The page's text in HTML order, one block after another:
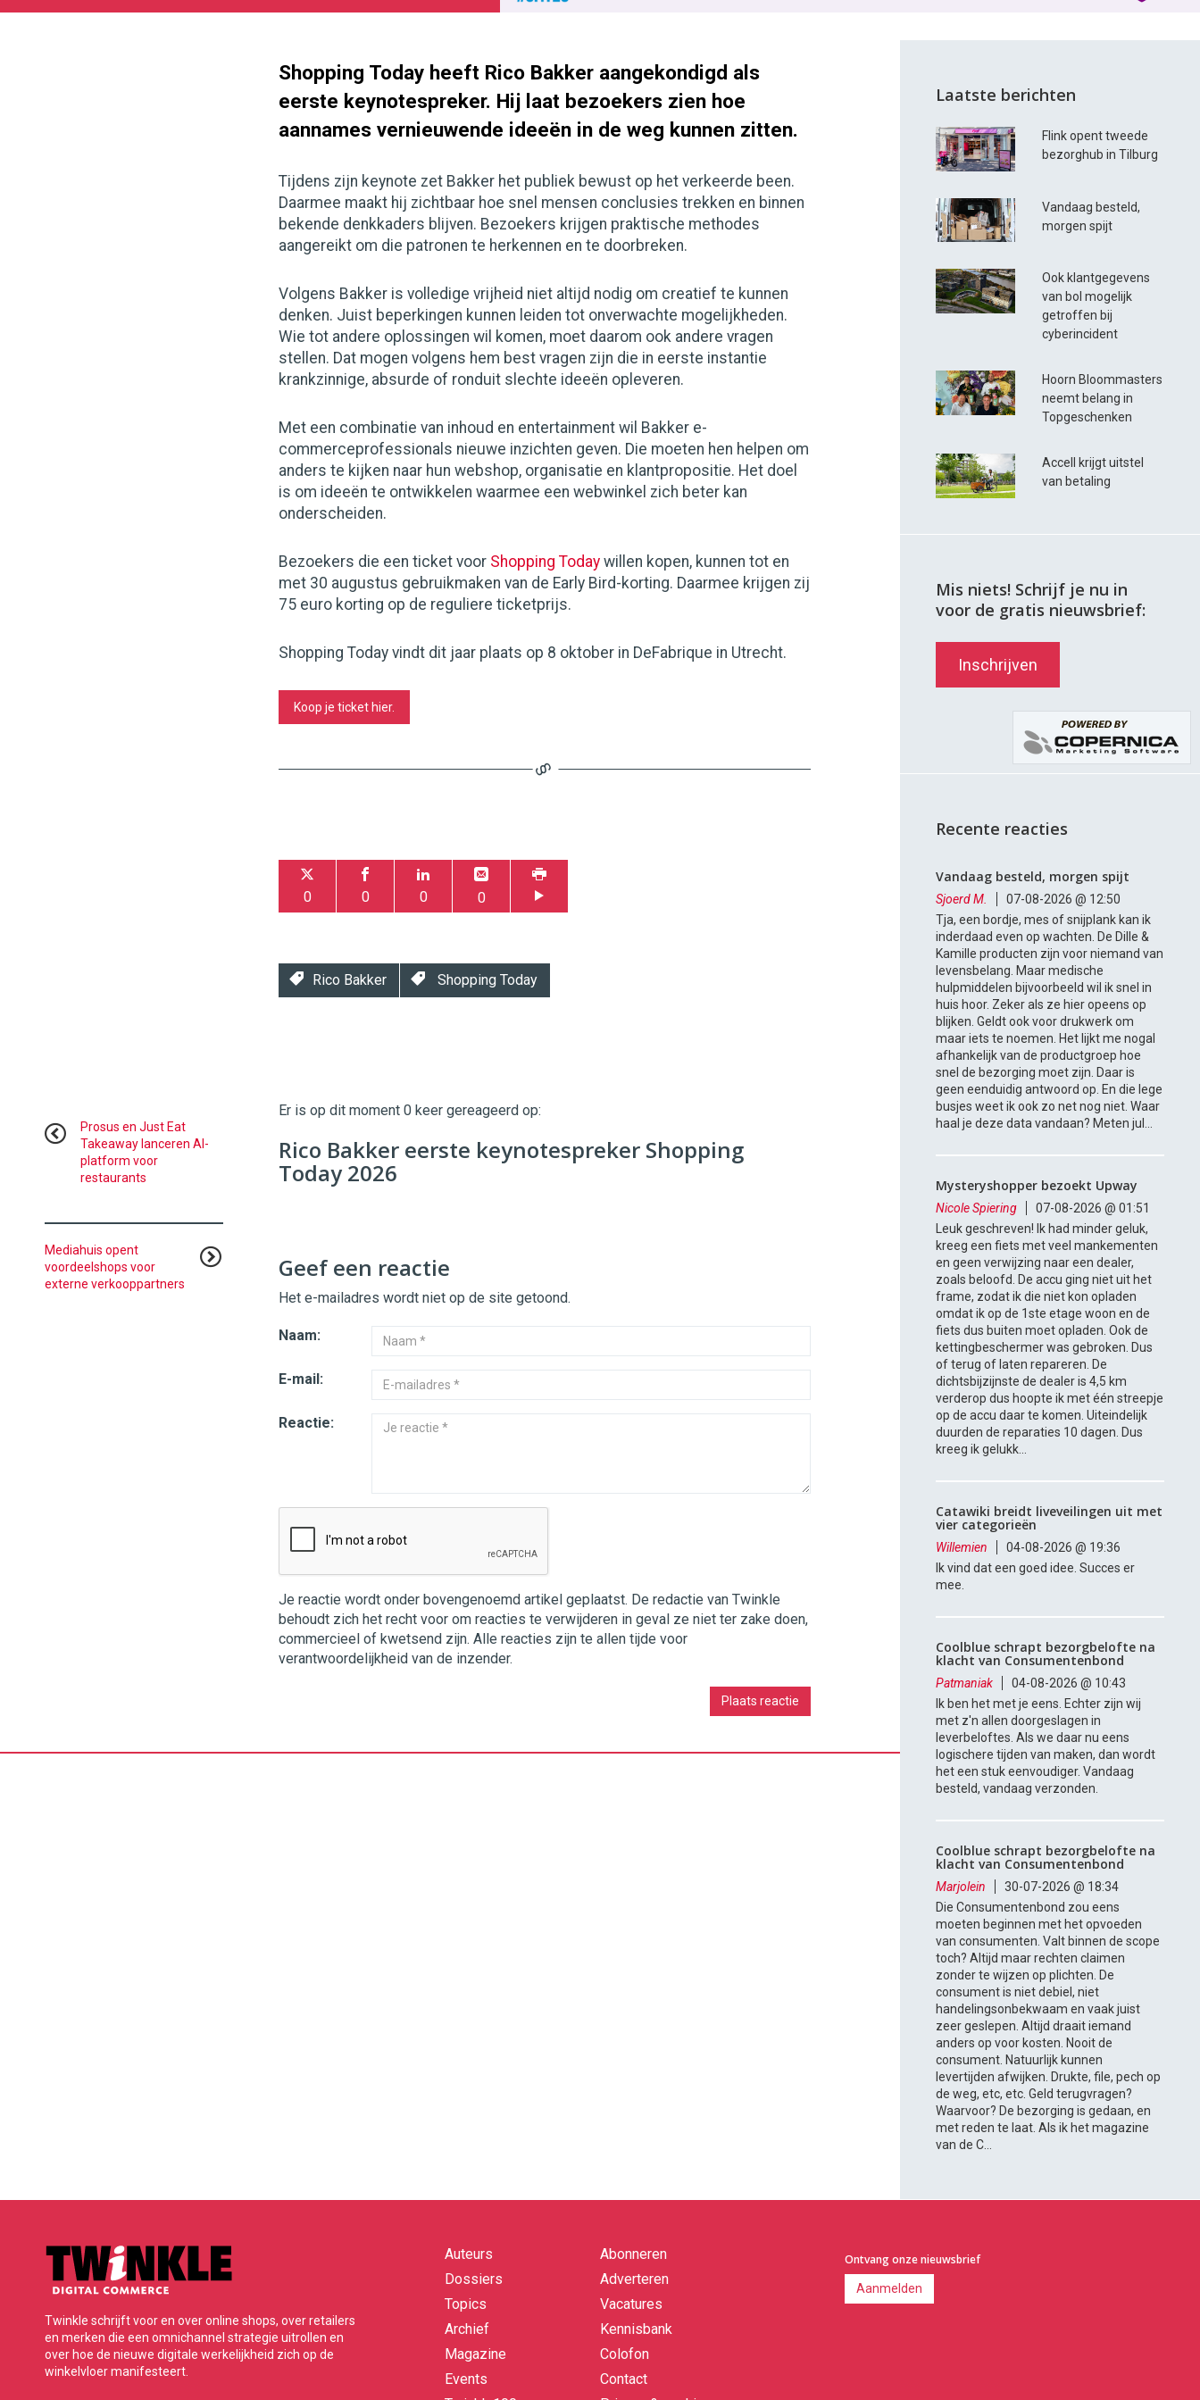
06-
Shopping Today heeft Rico Bakker aangekondigd als
eerste keynotespreker. Hij laat bezoekers zien hoe
aannames vernieuwende ideeën in de weg kunnen zitten.
Tijdens zijn keynote zet Bakker het publiek bewust op het verkeerde been.
Daarmee maakt hij zichtbaar hoe snel mensen conclusies trekken en binnen
bekende denkkaders blijven. Bezoekers krijgen praktische methodes
aangereikt om die patronen te herkennen en te doorbreken.
Volgens Bakker is volledige vrijheid niet altijd nodig om creatief te kunnen
denken. Juist beperkingen kunnen leiden tot onverwachte mogelijkheden.
Wie tot andere oplossingen wil komen, moet daarom ook andere vragen
stellen. Dat mogen volgens hem best vragen zijn die in eerste instantie
krankzinnige, absurde of ronduit slechte ideeën opleveren.
Met een combinatie van inhoud en entertainment wil Bakker e-
commerceprofessionals nieuwe inzichten geven. Die moeten hen helpen om
anders te kijken naar hun webshop, organisatie en klantpropositie. Het doel
is om ideeën te ontwikkelen waarmee een webwinkel zich beter kan
onderscheiden.
Bezoekers die een ticket voor Shopping Today willen kopen, kunnen tot en
met 30 augustus gebruikmaken van de Early Bird-korting. Daarmee krijgen zij
75 euro korting op de reguliere ticketprijs.
Shopping Today vindt dit jaar plaats op 8 oktober in DeFabrique in Utrecht.
Koop je ticket hier.
0 0 0 0
Rico Bakker Shopping Today
Digital
9654
Er is op dit moment 0 keer gereageerd op:
Rico Bakker eerste keynotespreker Shopping
Today 2026
Geef een reactie
Het e-mailadres wordt niet op de site getoond.
Naam:
E-mail:
Reactie:
Je reactie wordt onder bovengenoemd artikel geplaatst. De redactie van Twinkle
behoudt zich het recht voor om reacties te verwijderen in geval ze niet ter zake doen,
commercieel of kwetsend zijn. Alle reacties zijn te allen tijde voor
verantwoordelijkheid van de inzender.
Prosus en Just Eat
Takeaway lanceren AI-
platform voor
restaurants
Mediahuis opent
voordeelshops voor
externe verkooppartners
Laatste berichten
Flink opent tweede
bezorghub in Tilburg
Vandaag besteld,
morgen spijt
Ook klantgegevens
van bol mogelijk
getroffen bij
cyberincident
Hoorn Bloommasters
neemt belang in
Topgeschenken
Accell krijgt uitstel
van betaling
Mis niets! Schrijf je nu in
voor de gratis nieuwsbrief:
Inschrijven
Recente reacties
Vandaag besteld, morgen spijt
Sjoerd M.
07-08-2026 @ 12:50
Tja, een bordje, mes of snijplank kan ik
inderdaad even op wachten. De Dille &
Kamille producten zijn voor niemand van
levensbelang. Maar medische
hulpmiddelen bijvoorbeeld wil ik snel in
huis hoor. Zeker als ze hier opeens op
blijken. Geldt ook voor drukwerk om
maar iets te noemen. Het lijkt me nogal
afhankelijk van de productgroep hoe
snel de bezorging moet zijn. Daar is
geen eenduidig antwoord op. En die lege
busjes weet ik ook zo net nog niet. Waar
haal je deze data vandaan? Meten jul...
Mysteryshopper bezoekt Upway
Nicole Spiering
07-08-2026 @ 01:51
Leuk geschreven! Ik had minder geluk,
kreeg een fiets met veel mankementen
en geen verwijzing naar een dealer,
zoals beloofd. De accu ging niet uit het
frame, zodat ik die niet kon opladen
omdat ik op de 1ste etage woon en de
fiets dus buiten moet opladen. Ook de
kettingbeschermer was gebroken. Dus
of terug of laten repareren. De
dichtsbijzijnste de dealer is 4,5 km
verderop dus hoopte ik met één streepje
op de accu daar te komen. Uiteindelijk
duurden de reparaties 10 dagen. Dus
kreeg ik gelukk...
Catawiki breidt liveveilingen uit met
vier categorieën
Willemien
04-08-2026 @ 19:36
Ik vind dat een goed idee. Succes er
mee.
Coolblue schrapt bezorgbelofte na
klacht van Consumentenbond
Patmaniak
04-08-2026 @ 10:43
Ik ben het met je eens. Echter zijn wij
met z'n allen doorgeslagen in
leverbeloftes. Als we daar nu eens
logischere tijden van maken, dan wordt
het een stuk eenvoudiger. Vandaag
besteld, vandaag verzonden.
Coolblue schrapt bezorgbelofte na
klacht van Consumentenbond
Marjolein
30-07-2026 @ 18:34
Die Consumentenbond zou eens
moeten beginnen met het opvoeden
van consumenten. Valt binnen de scope
toch? Altijd maar rechten claimen
zonder te wijzen op plichten. De
consument is niet debiel, niet
handelingsonbekwaam en vaak juist
zeer geslepen. Altijd draait iemand
anders op voor kosten. Nooit de
consument. Natuurlijk kunnen
levertijden afwijken. Drukte, file, pech op
de weg, etc, etc. Geld terugvragen?
Waarvoor? De bezorging is gedaan, en
met reden te laat. Als ik het magazine
van de C...
Twinkle schrijft voor en over online shops, over retailers
en merken die een omnichannel strategie uitrollen en
over hoe de nieuwe digitale werkelijkheid zich op de
winkelvloer manifesteert.
Quick
links
Auteurs
Dossiers
Topics
Archief
Magazine
Events
Abonneren
Adverteren
Vacatures
Kennisbank
Colofon
Contact
Ontvang onze nieuwsbrief
Aanmelden